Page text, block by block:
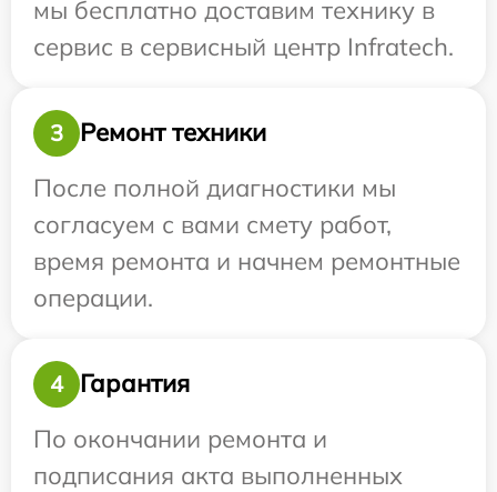
мы бесплатно доставим технику в
сервис в сервисный центр Infratech.
3
Ремонт техники
После полной диагностики мы
согласуем с вами смету работ,
время ремонта и начнем ремонтные
операции.
4
Гарантия
По окончании ремонта и
подписания акта выполненных